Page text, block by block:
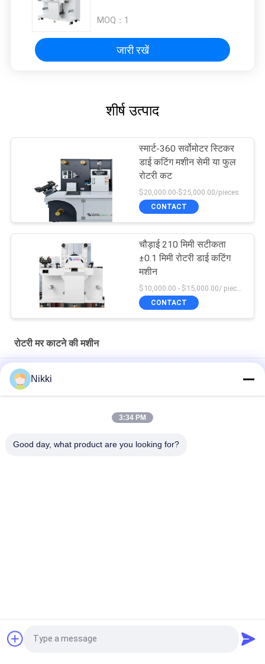
MOQ： 1
जारी रखें
शीर्ष उत्पाद
स्मार्ट-360 सर्वोमोटर स्टिकर
डाई कटिंग मशीन सेमी या फुल
रोटरी कट
$20,000.00-$25,000.00/pieces
CONTACT
चौड़ाई 210 मिमी सटीकता
±0.1 मिमी रोटरी डाई कटिंग
मशीन
$10,000.00 - $15,000.00/ piece MOQ:1
CONTACT
रोटरी मर काटने की मशीन
380V अर्ध घूर्णी मरने काटना उपकरण घूर्णी स्वचालित मरने काटना मशीन
शक्तिशाली रोटरी स्लिटिंग और डाई कटिंग मशीन 3 चरण 380V/18A बिजली की
उत्पादों के लिए
फ्लेक्सो संयोजन मशीन
Nikki
3:34 PM
Good day, what product are you looking for?